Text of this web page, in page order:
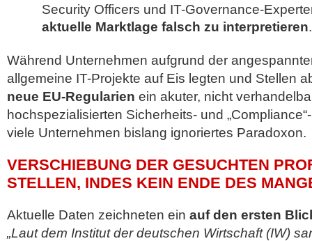
Security Officers und IT-Governance-
aktuelle Marktlage falsch zu interpretieren.
Während Unternehmen aufgrund der
allgemeine IT-Projekte auf Eis legten und Stellen
neue EU-Regularien ein akuter, nicht
hochspezialisierten Sicherheits- und
viele Unternehmen bislang ignoriertes Paradoxon.
VERSCHIEBUNG DER GESUCHTEN
STELLEN, INDES KEIN ENDE DES
Aktuelle Daten zeichneten ein auf den ersten
„Laut dem Institut der deutschen Wirtschaft (IW)